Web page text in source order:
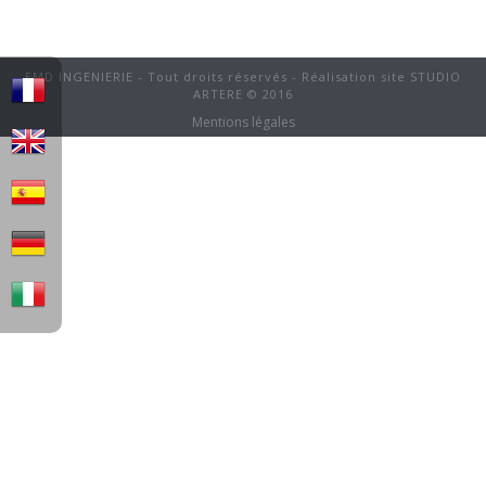
EMD INGENIERIE - Tout droits réservés - Réalisation site STUDIO
ARTERE © 2016
Mentions légales